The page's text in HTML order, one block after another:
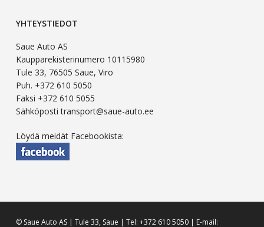
YHTEYSTIEDOT
Saue Auto AS
Kaupparekisterinumero 10115980
Tule 33, 76505 Saue, Viro
Puh. +372 610 5050
Faksi +372 610 5055
Sähköposti transport@saue-auto.ee
Löydä meidät Facebookista:
© Saue Auto AS | Tule 33, Saue | Tel: +372 610 5050 | E-mail: